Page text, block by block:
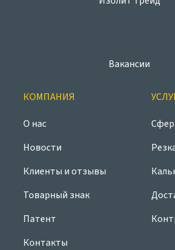
Вакансии
КОМПАНИЯ
О нас
Новости
Клиенты и отзывы
Товарный знак
Патент
Контакты